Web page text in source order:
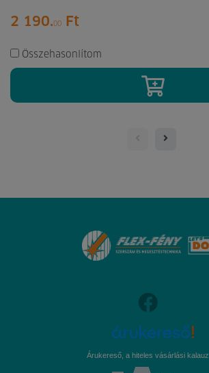
2 190.00 Ft
Összehasonlítom
Árukereső, a hiteles vásárlási kalauz